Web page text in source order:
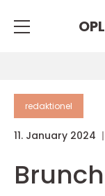
redaktionel
11. January 2024